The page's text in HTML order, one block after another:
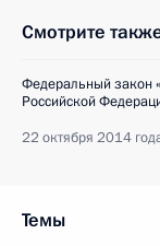
Смотрите
Федеральный закон
Российской
22 октября 2014
Темы